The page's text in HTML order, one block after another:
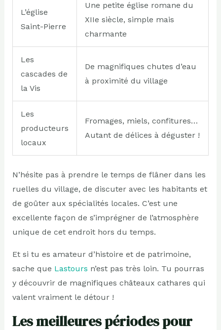
L’église
Saint-Pierre
Une petite église romane du
XIIe siècle, simple mais
charmante
Les
cascades de
la Vis
De magnifiques chutes d’eau
à proximité du village
Les
producteurs
locaux
Fromages, miels, confitures…
Autant de délices à déguster !
N’hésite pas à prendre le temps de flâner dans les
ruelles du village, de discuter avec les habitants et
de goûter aux spécialités locales. C’est une
excellente façon de s’imprégner de l’atmosphère
unique de cet endroit hors du temps.
Et si tu es amateur d’histoire et de patrimoine,
sache que Lastours n’est pas très loin. Tu pourras
y découvrir de magnifiques châteaux cathares qui
valent vraiment le détour !
Les meilleures périodes pour